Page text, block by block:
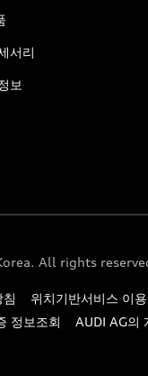
서리
보
All rights
위치기반서비스 이
정보조회
AUDI AG의